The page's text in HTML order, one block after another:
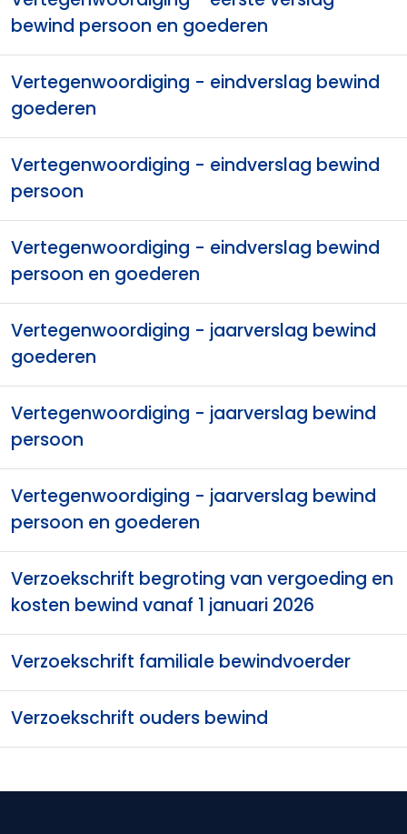
bewind persoon en goederen
Vertegenwoordiging - eindverslag bewind
goederen
Vertegenwoordiging - eindverslag bewind
persoon
Vertegenwoordiging - eindverslag bewind
persoon en goederen
Vertegenwoordiging - jaarverslag bewind
goederen
Vertegenwoordiging - jaarverslag bewind
persoon
Vertegenwoordiging - jaarverslag bewind
persoon en goederen
Verzoekschrift begroting van vergoeding en
kosten bewind vanaf 1 januari 2026
Verzoekschrift familiale bewindvoerder
Verzoekschrift ouders bewind